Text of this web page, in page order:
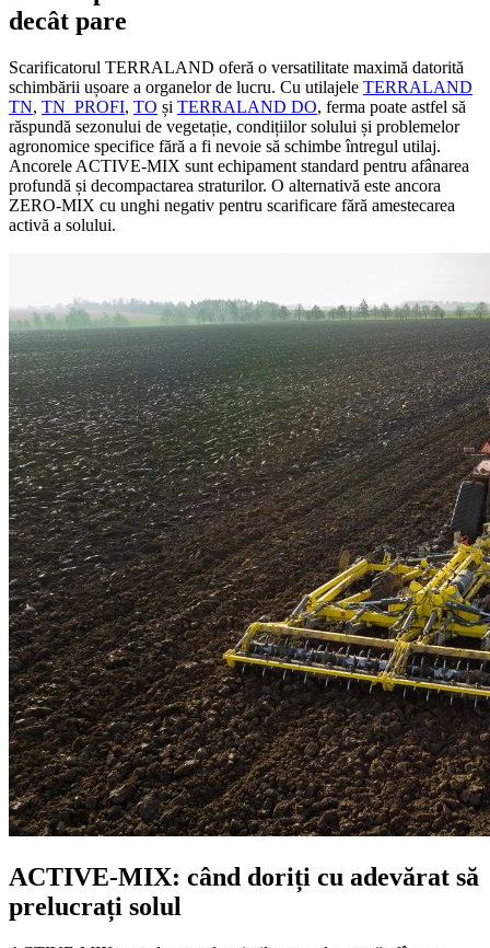
decât pare
Scarificatorul TERRALAND oferă o versatilitate maximă datorită
schimbării ușoare a organelor de lucru. Cu utilajele TERRALAND
TN, TN_PROFI, TO și TERRALAND DO, ferma poate astfel să
răspundă sezonului de vegetație, condițiilor solului și problemelor
agronomice specifice fără a fi nevoie să schimbe întregul utilaj.
Ancorele ACTIVE-MIX sunt echipament standard pentru afânarea
profundă și decompactarea straturilor. O alternativă este ancora
ZERO-MIX cu unghi negativ pentru scarificare fără amestecarea
activă a solului.
ACTIVE-MIX: când doriți cu adevărat să
prelucrați solul